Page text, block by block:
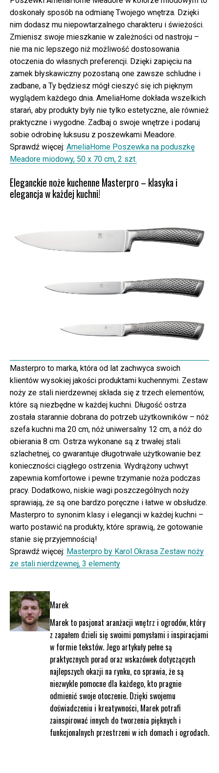
doskonały sposób na odmianę Twojego wnętrza. Dzięki
nim dodasz mu niepowtarzalnego charakteru i świeżości.
Zmienisz swoje mieszkanie w zależności od nastroju –
nie ma nic lepszego niż możliwość dostosowania
otoczenia do własnych preferencji. Dzięki zapięciu na
zamek błyskawiczny pozostaną one zawsze schludne i
zadbane, a Ty będziesz mógł cieszyć się ich pięknym
wyglądem każdego dnia. AmeliaHome dokłada wszelkich
starań, aby produkty były nie tylko estetyczne, ale również
praktyczne i wygodne. Zadbaj o swoje wnętrze i podaruj
sobie odrobinę luksusu z poszewkami Meadore.
Sprawdź więcej: AmeliaHome Poszewka na poduszkę
Meadore miodowy, 50 x 70 cm, 2 szt.
Eleganckie noże kuchenne Masterpro – klasyka i
elegancja w każdej kuchni!
Masterpro to marka, która od lat zachwyca swoich
klientów wysokiej jakości produktami kuchennymi. Zestaw
noży ze stali nierdzewnej składa się z trzech elementów,
które są niezbędne w każdej kuchni. Długość ostrza
została starannie dobrana do potrzeb użytkowników – nóż
szefa kuchni ma 20 cm, nóż uniwersalny 12 cm, a nóż do
obierania 8 cm. Ostrza wykonane są z trwałej stali
szlachetnej, co gwarantuje długotrwałe użytkowanie bez
konieczności ciągłego ostrzenia. Wydrążony uchwyt
zapewnia komfortowe i pewne trzymanie noża podczas
pracy. Dodatkowo, niskie wagi poszczególnych noży
sprawiają, że są one bardzo poręczne i łatwe w obsłudze.
Masterpro to synonim klasy i elegancji w każdej kuchni –
warto postawić na produkty, które sprawią, że gotowanie
stanie się przyjemnością!
Sprawdź więcej: Masterpro by Karol Okrasa Zestaw noży
ze stali nierdzewnej, 3 elementy
Marek
Marek to pasjonat aranżacji wnętrz i ogrodów, który
z zapałem dzieli się swoimi pomysłami i inspiracjami
w formie tekstów. Jego artykuły pełne są
praktycznych porad oraz wskazówek dotyczących
najlepszych okazji na rynku, co sprawia, że są
niezwykle pomocne dla każdego, kto pragnie
odmienić swoje otoczenie. Dzięki swojemu
doświadczeniu i kreatywności, Marek potrafi
zainspirować innych do tworzenia pięknych i
funkcjonalnych przestrzeni w ich domach i ogrodach.